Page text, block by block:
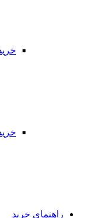
راهنمای خرید